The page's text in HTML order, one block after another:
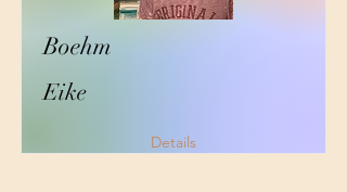
Boehm
Eike
Details